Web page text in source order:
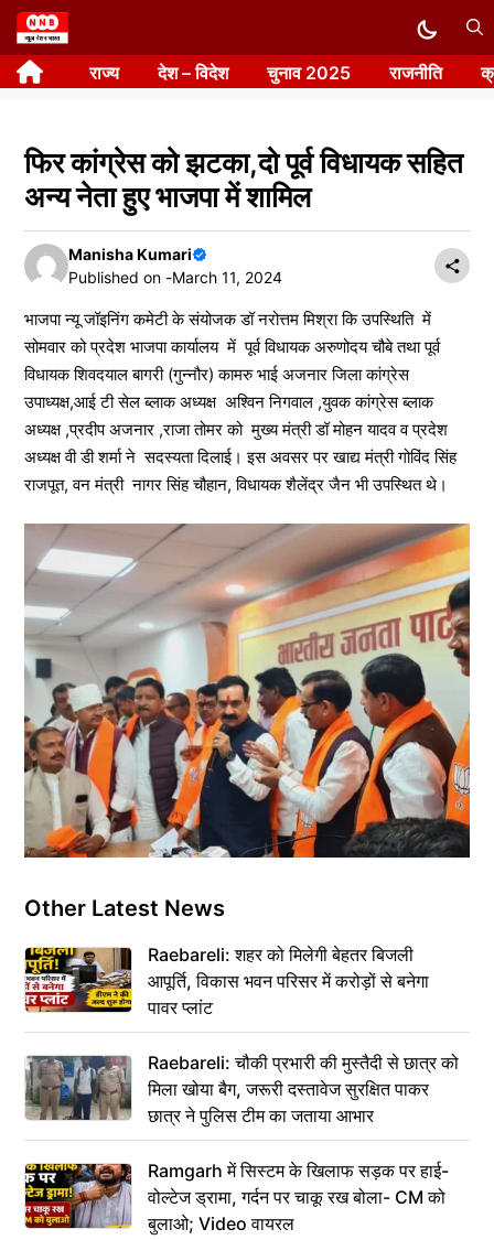
Skip
to
content राज्य देश – विदेश चुनाव 2025 राजनीति
फिर कांग्रेस को झटका,दो पूर्व विधायक सहित
अन्य नेता हुए भाजपा में शामिल
Manisha Kumari
Published on -March 11, 2024
भाजपा न्यू जॉइनिंग कमेटी के संयोजक डॉ नरोत्तम मिश्रा कि उपस्थिति में
सोमवार को प्रदेश भाजपा कार्यालय में पूर्व विधायक अरुणोदय चौबे तथा पूर्व
विधायक शिवदयाल बागरी (गुन्नौर) कामरु भाई अजनार जिला कांग्रेस
उपाध्यक्ष,आई टी सेल ब्लाक अध्यक्ष अश्विन निगवाल ,युवक कांग्रेस ब्लाक
अध्यक्ष ,प्रदीप अजनार ,राजा तोमर को मुख्य मंत्री डॉ मोहन यादव व प्रदेश
अध्यक्ष वी डी शर्मा ने सदस्यता दिलाई। इस अवसर पर खाद्य मंत्री गोविंद सिंह
राजपूत, वन मंत्री नागर सिंह चौहान, विधायक शैलेंद्र जैन भी उपस्थित थे।
Other Latest News
Raebareli: शहर को मिलेगी बेहतर बिजली
आपूर्ति, विकास भवन परिसर में करोड़ों से बनेगा
पावर प्लांट
Raebareli: चौकी प्रभारी की मुस्तैदी से छात्र को
मिला खोया बैग, जरूरी दस्तावेज सुरक्षित पाकर
छात्र ने पुलिस टीम का जताया आभार
Ramgarh में सिस्टम के खिलाफ सड़क पर हाई-
वोल्टेज ड्रामा, गर्दन पर चाकू रख बोला- CM को
बुलाओ; Video वायरल